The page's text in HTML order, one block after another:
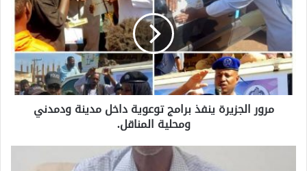
مرور الجزيرة ينفذ برامج توعوية داخل مدينة ودمدني
ومحلية المناقل.